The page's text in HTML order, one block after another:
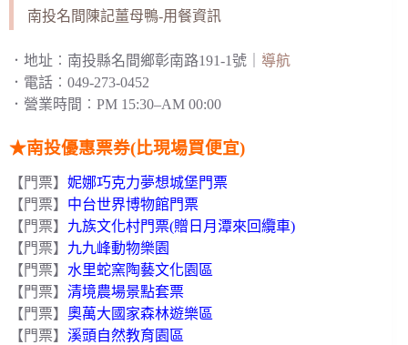
南投名間陳記薑母鴨-用餐資訊
．地址︰南投縣名間鄉彰南路191-1號｜ 導航
．電話︰049-273-0452
．營業時間︰PM 15:30–AM 00:00
★南投優惠票券(比現場買便宜)
【門票】 妮娜巧克力夢想城堡門票
【門票】 中台世界博物館門票
【門票】 九族文化村門票(贈日月潭來回纜車)
【門票】 九九峰動物樂園
【門票】 水里蛇窯陶藝文化園區
【門票】 清境農場景點套票
【門票】 奧萬大國家森林遊樂區
【門票】 溪頭自然教育園區